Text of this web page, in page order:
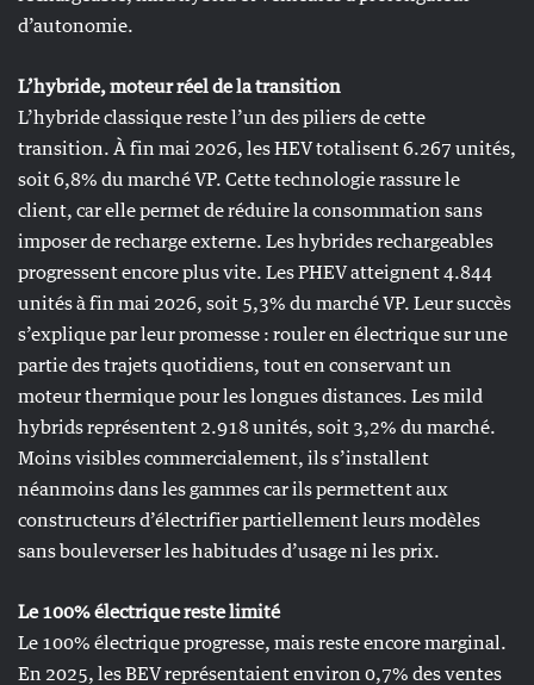
d’autonomie.
L’hybride, moteur réel de la transition
L’hybride classique reste l’un des piliers de cette
transition. À fin mai 2026, les HEV totalisent 6.267 unités,
soit 6,8% du marché VP. Cette technologie rassure le
client, car elle permet de réduire la consommation sans
imposer de recharge externe. Les hybrides rechargeables
progressent encore plus vite. Les PHEV atteignent 4.844
unités à fin mai 2026, soit 5,3% du marché VP. Leur succès
s’explique par leur promesse : rouler en électrique sur une
partie des trajets quotidiens, tout en conservant un
moteur thermique pour les longues distances. Les mild
hybrids représentent 2.918 unités, soit 3,2% du marché.
Moins visibles commercialement, ils s’installent
néanmoins dans les gammes car ils permettent aux
constructeurs d’électrifier partiellement leurs modèles
sans bouleverser les habitudes d’usage ni les prix.
Le 100% électrique reste limité
Le 100% électrique progresse, mais reste encore marginal.
En 2025, les BEV représentaient environ 0,7% des ventes